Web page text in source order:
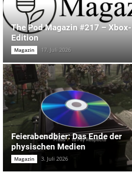
The Pod Magazin #217 – Xbox-
Edition
Magazin 17. Juli 2026
Feierabendbier: Das Ende der
physischen Medien
Magazin 3. Juli 2026